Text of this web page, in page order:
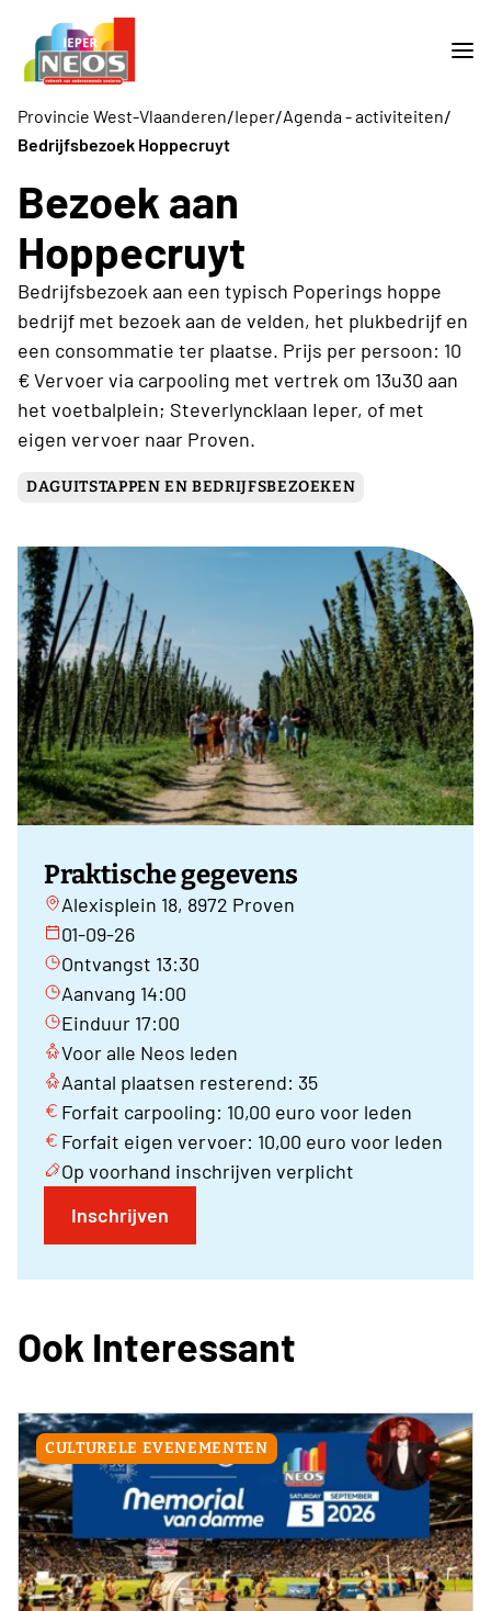
Provincie West-Vlaanderen/Ieper/Agenda - activiteiten/
Bedrijfsbezoek Hoppecruyt
Bezoek aan
Hoppecruyt
Bedrijfsbezoek aan een typisch Poperings hoppe
bedrijf met bezoek aan de velden, het plukbedrijf en
een consommatie ter plaatse. Prijs per persoon: 10
€ Vervoer via carpooling met vertrek om 13u30 aan
het voetbalplein; Steverlyncklaan Ieper, of met
eigen vervoer naar Proven.
DAGUITSTAPPEN EN BEDRIJFSBEZOEKEN
Praktische gegevens
Alexisplein 18, 8972 Proven
01-09-26
Ontvangst 13:30
Aanvang 14:00
Einduur 17:00
Voor alle Neos leden
Aantal plaatsen resterend: 35
Forfait carpooling: 10,00 euro voor leden
Forfait eigen vervoer: 10,00 euro voor leden
Op voorhand inschrijven verplicht
Inschrijven
Ook Interessant
CULTURELE EVENEMENTEN